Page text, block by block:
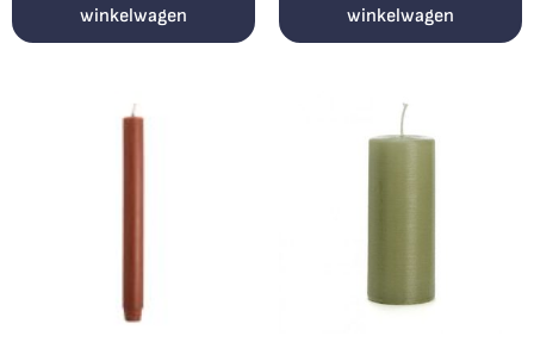
winkelwagen
winkelwagen